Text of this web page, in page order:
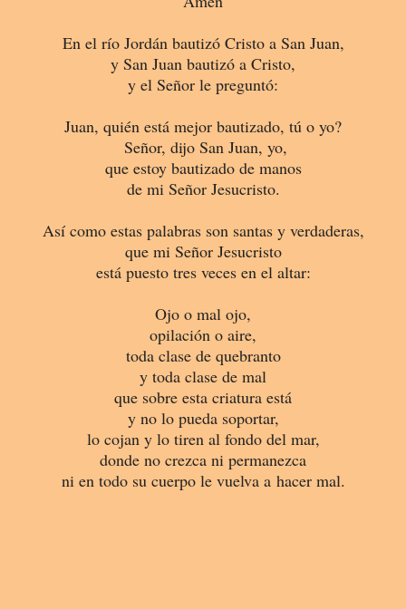
En el río Jordán bautizó Cristo a San Juan,
y San Juan bautizó a Cristo,
y el Señor le preguntó:
Juan, quién está mejor bautizado, tú o yo?
Señor, dijo San Juan, yo,
que estoy bautizado de manos
de mi Señor Jesucristo.
Así como estas palabras son santas y verdaderas,
que mi Señor Jesucristo
está puesto tres veces en el altar:
Ojo o mal ojo,
opilación o aire,
toda clase de quebranto
y toda clase de mal
que sobre esta criatura está
y no lo pueda soportar,
lo cojan y lo tiren al fondo del mar,
donde no crezca ni permanezca
ni en todo su cuerpo le vuelva a hacer mal.